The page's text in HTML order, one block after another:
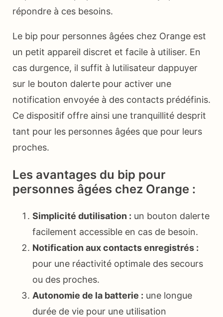
répondre à ces besoins.
Le bip pour personnes âgées chez Orange est
un petit appareil discret et facile à utiliser. En
cas durgence, il suffit à lutilisateur dappuyer
sur le bouton dalerte pour activer une
notification envoyée à des contacts prédéfinis.
Ce dispositif offre ainsi une tranquillité desprit
tant pour les personnes âgées que pour leurs
proches.
Les avantages du bip pour
personnes âgées chez Orange :
Simplicité dutilisation : un bouton dalerte
facilement accessible en cas de besoin.
Notification aux contacts enregistrés :
pour une réactivité optimale des secours
ou des proches.
Autonomie de la batterie : une longue
durée de vie pour une utilisation